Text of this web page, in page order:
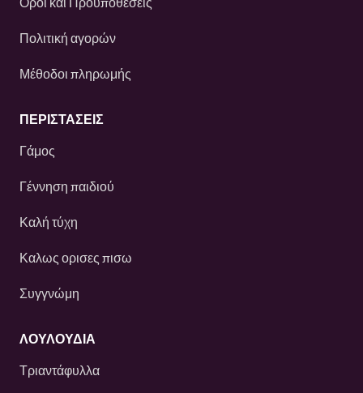
Πολιτική αγορών
Μέθοδοι πληρωμής
ΠΕΡΙΣΤΆΣΕΙΣ
Γάμος
Γέννηση παιδιού
Καλή τύχη
Καλως ορισες πισω
Συγγνώμη
ΛΟΥΛΟΎΔΙΑ
Τριαντάφυλλα